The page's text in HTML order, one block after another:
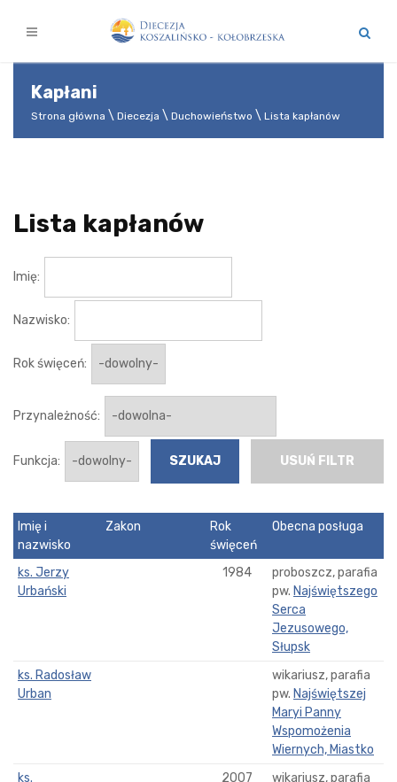
Kapłani
Strona główna Diecezja Duchowieństwo Lista kapłanów
Lista kapłanów
Imię:
Nazwisko:
Rok święceń:
Przynależność:
Funkcja: USUŃ FILTR
Imię i
nazwisko
Zakon
Rok
święceń
Obecna posługa
ks. Jerzy
Urbański
1984
proboszcz, parafia
pw. Najświętszego
Serca
Jezusowego,
Słupsk
ks. Radosław
Urban
wikariusz, parafia
pw. Najświętszej
Maryi Panny
Wspomożenia
Wiernych, Miastko
ks.
2007
wikariusz, parafia